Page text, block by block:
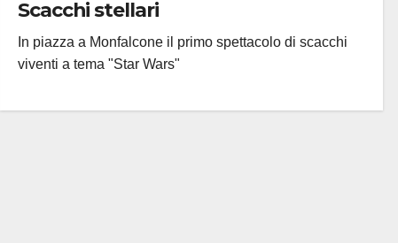
Scacchi stellari
In piazza a Monfalcone il primo spettacolo di scacchi
viventi a tema "Star Wars"